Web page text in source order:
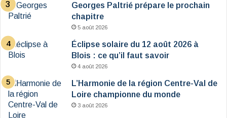
Georges Paltrié prépare le prochain
chapitre
5 août 2026
Éclipse solaire du 12 août 2026 à
Blois : ce qu’il faut savoir
4 août 2026
L’Harmonie de la région Centre-Val de
Loire championne du monde
3 août 2026